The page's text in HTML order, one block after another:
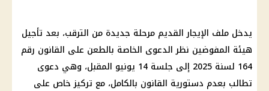
يدخل ملف الإيجار القديم مرحلة جديدة من الترقب، بعد تأجيل
هيئة المفوضين نظر الدعوى الخاصة بالطعن على القانون رقم
164 لسنة 2025 إلى
جلسة 14 يونيو
المقبل، وهي دعوى
تطالب بعدم دستورية القانون بالكامل، مع تركيز خاص على